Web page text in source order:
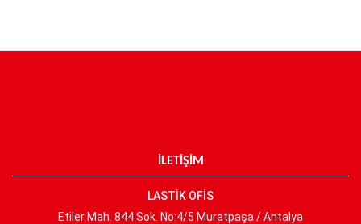
İLETİŞİM
LASTİK OFİS
Etiler Mah. 844 Sok. No:4/5 Muratpaşa / Antalya